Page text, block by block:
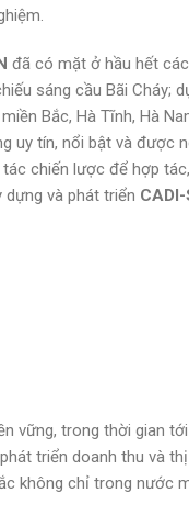
đã có mặt ở hầu hết
sáng cầu Bãi Cháy;
Bắc, Hà Tĩnh, Hà
uy tín, nổi bật và được
chiến lược để hợp
và phát triển CADI-
vững, trong thời gian tới
triển doanh thu và
không chỉ trong nước